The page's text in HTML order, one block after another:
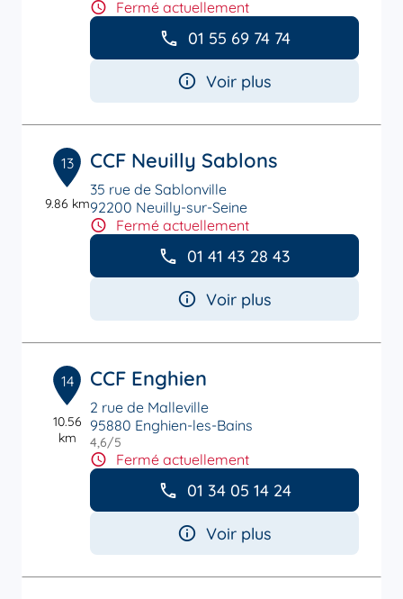
Fermé actuellement
01 55 69 74 74
Voir plus
13
9.86 km
CCF Neuilly Sablons
35 rue de Sablonville
92200 Neuilly-sur-Seine
Fermé actuellement
01 41 43 28 43
Voir plus
14
10.56
km
CCF Enghien
2 rue de Malleville
95880 Enghien-les-Bains
4,6/5
Fermé actuellement
01 34 05 14 24
Voir plus